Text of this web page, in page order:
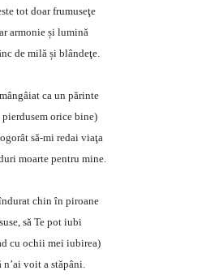
tot doar frumuseţe
armonie și lumină
de milă și blândeţe.
ca un părinte
pierdusem orice bine)
să-mi redai viaţa
moarte pentru mine.
chin în piroane
să Te pot iubi
cu ochii mei iubirea)
n’ai voit a stăpâni.